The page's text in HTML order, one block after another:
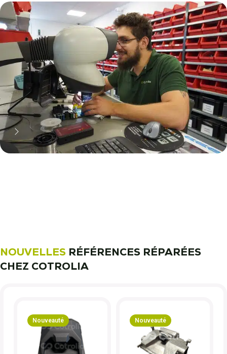
70% moins cher qu'une pièce
neuve... mais pas que !
Pourquoi réparer ?
NOUVELLES RÉFÉRENCES RÉPARÉES
CHEZ COTROLIA
Nouveauté Nouveauté